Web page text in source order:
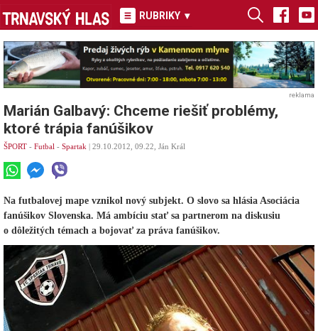
RUBRIKY ▾
reklama
Marián Galbavý: Chceme riešiť problémy,
ktoré trápia fanúšikov
ŠPORT - Futbal - Spartak | 29.10.2012, 09.22, Ján Král
Na futbalovej mape vznikol nový subjekt. O slovo sa hlásia Asociácia
fanúšikov Slovenska. Má ambíciu stať sa partnerom na diskusiu
o dôležitých témach a bojovať za práva fanúšikov.